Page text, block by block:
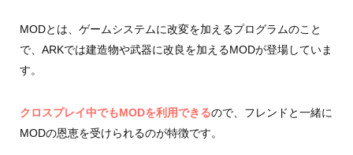
MODとは、ゲームシステムに改変を加えるプログラムのこと
で、ARKでは建造物や武器に改良を加えるMODが登場していま
す。
クロスプレイ中でもMODを利用できるので、フレンドと一緒に
MODの恩恵を受けられるのが特徴です。